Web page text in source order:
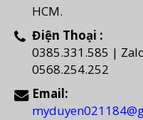
HCM.
Điện Thoại :
0385.331.585 |
0568.254.252
Email: